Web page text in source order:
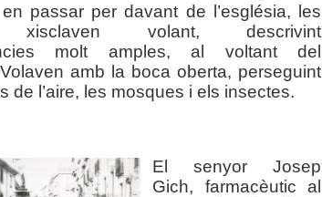
passar per davant de l’església, les
xisclaven volant, descrivint
molt amples, al voltant del
amb la boca oberta, perseguint
de l’aire, les mosques i els insectes.
El senyor Josep
Gich, farmacèutic al